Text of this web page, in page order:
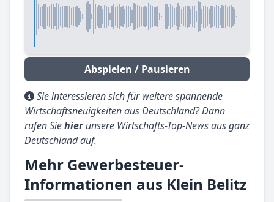
Abspielen / Pausieren
Sie interessieren sich für weitere spannende
Wirtschaftsneuigkeiten aus Deutschland? Dann
rufen Siehierunsere Wirtschafts-Top-News aus ganz
Deutschland auf.
Mehr Gewerbesteuer-
Informationen aus Klein Belitz